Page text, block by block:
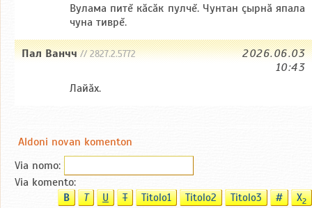
Вулама питĕ кăсăк пулчĕ. Чунтан çырнă япала
чуна тиврĕ.
Пал Ванчч// 2827.2.5772
2026.06.03
10:43
Лайăх.
Aldoni novan komenton
Via nomo:
Via komento:
B T U T Titolo1 Titolo2 Titolo3 # X2